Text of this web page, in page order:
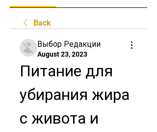
Back
Выбор Редакции
August 23, 2023
Питание для
убирания жира
с живота и